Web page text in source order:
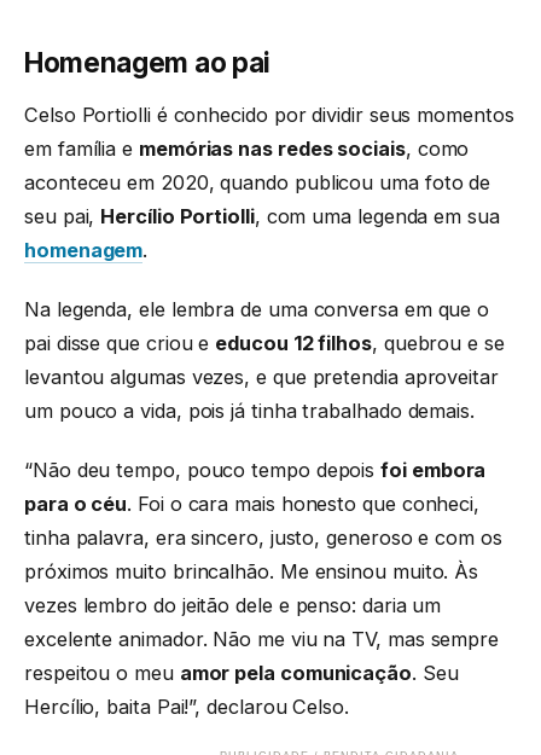
Homenagem ao pai
Celso Portiolli é conhecido por dividir seus momentos
em família e memórias nas redes sociais, como
aconteceu em 2020, quando publicou uma foto de
seu pai, Hercílio Portiolli, com uma legenda em sua
homenagem.
Na legenda, ele lembra de uma conversa em que o
pai disse que criou e educou 12 filhos, quebrou e se
levantou algumas vezes, e que pretendia aproveitar
um pouco a vida, pois já tinha trabalhado demais.
“Não deu tempo, pouco tempo depoisfoi embora
para o céu. Foi o cara mais honesto que conheci,
tinha palavra, era sincero, justo, generoso e com os
próximos muito brincalhão. Me ensinou muito. Às
vezes lembro do jeitão dele e penso: daria um
excelente animador. Não me viu na TV, mas sempre
respeitou o meu amor pela comunicação. Seu
Hercílio, baita Pai!”, declarou Celso.